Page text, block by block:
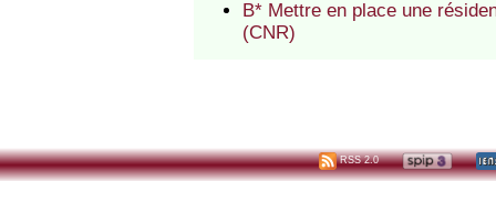
B* Mettre en place une
(CNR)
RSS 2.0